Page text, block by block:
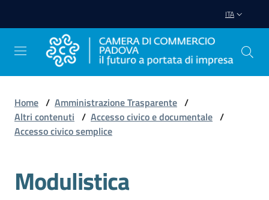
ITA
Avviare
Impresa
Gestire
Home / Amministrazione Trasparente /
Altri contenuti / Accesso civico e documentale /
Accesso civico semplice
Modulistica